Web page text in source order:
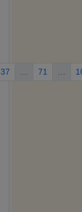
37 71